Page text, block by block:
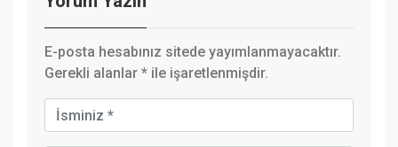
E-posta hesabınız sitede yayımlanmayacaktır.
Gerekli alanlar * ile işaretlenmişdir.